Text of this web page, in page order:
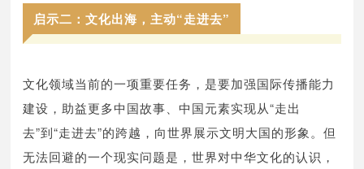
启示二：文化出海，主动“走进去”
文化领域当前的一项重要任务，是要加强国际传播能力
建设，助益更多中国故事、中国元素实现从“走出
去”到“走进去”的跨越，向世界展示文明大国的形象。但
无法回避的一个现实问题是，世界对中华文化的认识，